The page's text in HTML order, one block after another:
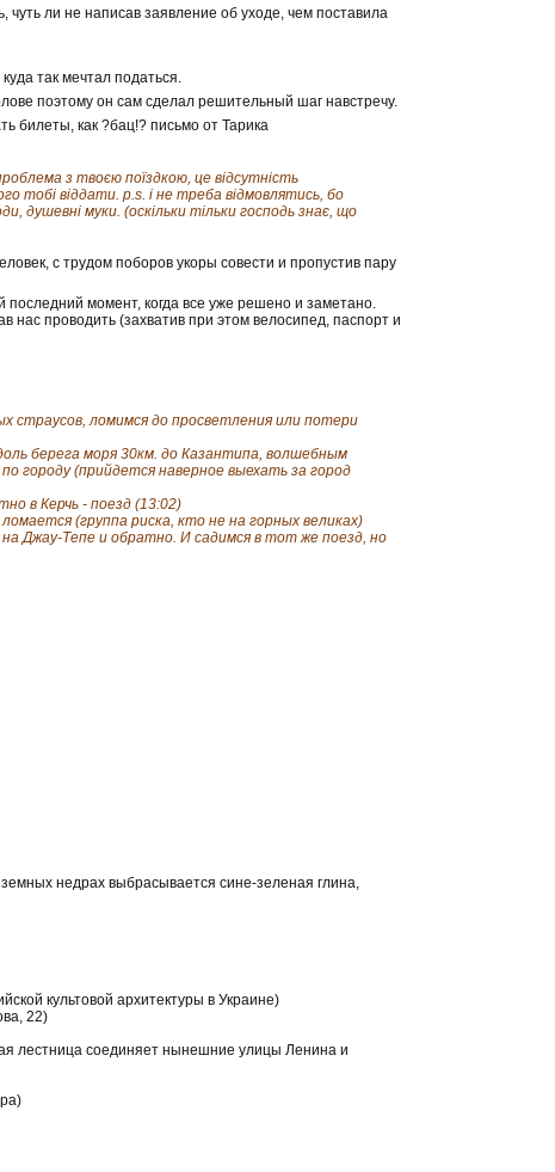
ли не написав заявление об уходе, чем поставила
так мечтал податься.
поэтому он сам сделал решительный шаг навстречу.
билеты, как ?бац!? письмо от Тарика
з твоєю поїздкою, це відсутність
тобі віддати. p.s. і не треба відмовлятись, бо
душевні муки. (оскільки тільки господь знає, що
с трудом поборов укоры совести и пропустив пару
последний момент, когда все уже решено и заметано.
нас проводить (захватив при этом велосипед, паспорт и
страусов, ломимся до просветления или потери
берега моря 30км. до Казантипа, волшебным
городу (прийдется наверное выехать за город
в Керчь - поезд (13:02)
(группа риска, кто не на горных великах)
Джау-Тепе и обратно. И садимся в тот же поезд, но
недрах выбрасывается сине-зеленая глина,
культовой архитектуры в Украине)
22)
соединяет нынешние улицы Ленина и